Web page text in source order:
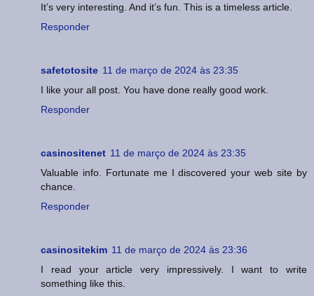
It’s very interesting. And it’s fun. This is a timeless article.
Responder
safetotosite 11 de março de 2024 às 23:35
I like your all post. You have done really good work.
Responder
casinositenet 11 de março de 2024 às 23:35
Valuable info. Fortunate me I discovered your web site by
chance.
Responder
casinositekim 11 de março de 2024 às 23:36
I read your article very impressively. I want to write
something like this.